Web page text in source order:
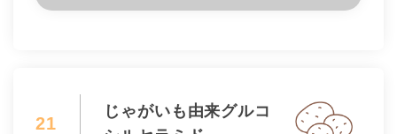
21
じゃがいも由来グルコ